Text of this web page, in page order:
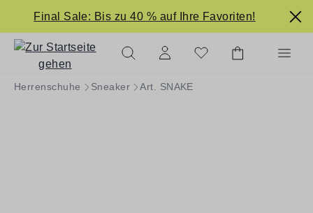
springen
Final Sale: Bis zu 40 % auf Ihre Favoriten!
Herrenschuhe Sneaker Art. SNAKE